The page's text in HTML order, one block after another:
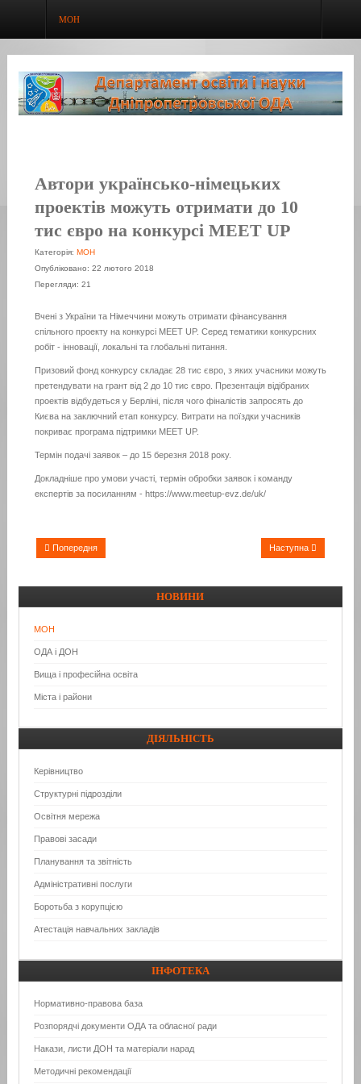
МОН
Автори українсько-німецьких
проектів можуть отримати до 10
тис євро на конкурсі MEET UP
Категорія: МОН
Опубліковано: 22 лютого 2018
Перегляди: 21
Вчені з України та Німеччини можуть отримати фінансування
спільного проекту на конкурсі MEET UP. Серед тематики конкурсних
робіт - інновації, локальні та глобальні питання.
Призовий фонд конкурсу складає 28 тис євро, з яких учасники можуть
претендувати на грант від 2 до 10 тис євро. Презентація відібраних
проектів відбудеться у Берліні, після чого фіналістів запросять до
Києва на заключний етап конкурсу. Витрати на поїздки учасників
покриває програма підтримки MEET UP.
Термін подачі заявок – до 15 березня 2018 року.
Докладніше про умови участі, термін обробки заявок і команду
експертів за посиланням - https://www.meetup-evz.de/uk/
Попередня Наступна
НОВИНИ
МОН
ОДА і ДОН
Вища і професійна освіта
Міста і райони
ДІЯЛЬНІСТЬ
Керівництво
Структурні підрозділи
Освітня мережа
Правові засади
Планування та звітність
Адміністративні послуги
Боротьба з корупцією
Атестація навчальних закладів
ІНФОТЕКА
Нормативно-правова база
Розпорядчі документи ОДА та обласної ради
Накази, листи ДОН та матеріали нарад
Методичні рекомендації